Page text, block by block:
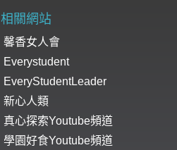
相關網站
馨香女人會
Everystudent
EveryStudentLeader
新心人類
真心探索Youtube頻道
學園好食Youtube頻道